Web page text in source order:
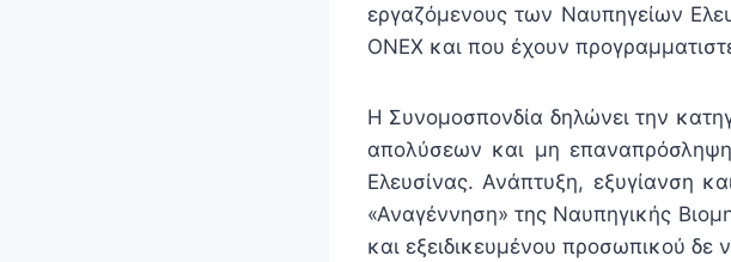
εργαζόμενους των Ναυπηγείων
ΟΝΕΧ και που έχουν
Η Συνομοσπονδία δηλώνει την
απολύσεων και μη
Ελευσίνας. Ανάπτυξη, εξυγίανση
«Αναγέννηση» της Ναυπηγικής
και εξειδικευμένου προσωπικού δε